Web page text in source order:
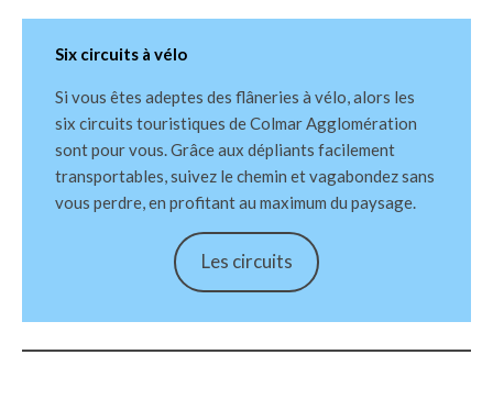
Six circuits à vélo
Si vous êtes adeptes des flâneries à vélo, alors les
six circuits touristiques de Colmar Agglomération
sont pour vous. Grâce aux dépliants facilement
transportables, suivez le chemin et vagabondez sans
vous perdre, en profitant au maximum du paysage.
Les circuits